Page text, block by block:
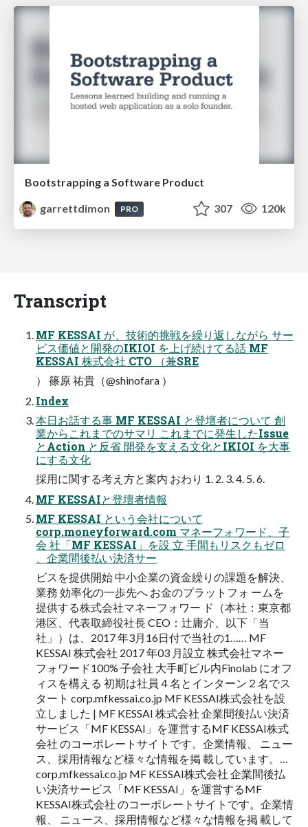
Bootstrapping a Software Product
garrettdimon
PRO 307 120k
Transcript
MF KESSAI が、技術的挑戦を繰り返しながら サー
ビス価値と開発のIKIOI を上げ続けてる話 MF
KESSAI 株式会社 CTO （兼SRE
） 篠原 祐貴（@shinofara ）
Index
本日お話する事 MF KESSAI と登壇者について 創
業からこれまでのサマリ これまでに発生したIssue
とAction と反省 開発を支える文化とIKIOI を大事
にする文化
採用に関する考え方と案内 おわり 1. 2. 3. 4. 5. 6.
MF KESSAIと登壇者情報
MF KESSAI という会社について
corp.moneyforward.com マネーフォワード、子
会 社「MF KESSAI」を設 立 手間もリスクもゼロ
、企業間後払い決済サー
ビスを提供開始 中小企業の資金繰りの課題を解決、
業務 効率化の一歩先へ お金のプラットフォ ームを
提供する株式会社マネーフォワー ド（本社：東京都
港区、代表取締役社長 CEO：辻庸介、以下「当
社」）は、2017 年3月16日付で当社の1…… MF
KESSAI 株式会社 2017 年03 月設立 株式会社マネー
フォワード100% 子会社 大手町ビル内Finolab にオフ
ィスを構える 初期は社員４名とインターン２名でス
タート corp.mfkessai.co.jp MF KESSAI株式会社を設
立しました | MF KESSAI 株式会社 企業間後払い決済
サービス「MF KESSAI」を運営するMF KESSAI株式
会社 のコーポレートサイトです。企業情報、 ニュー
ス、採用情報など様々な情報を掲 載しています。…
corp.mfkessai.co.jp MF KESSAI株式会社 企業間後払
い決済サービス「MF KESSAI」を運営するMF
KESSAI株式会社 のコーポレートサイトです。企業情
報、 ニュース、採用情報など様々な情報を掲 載して